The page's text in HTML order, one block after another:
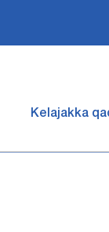
Kelajakka